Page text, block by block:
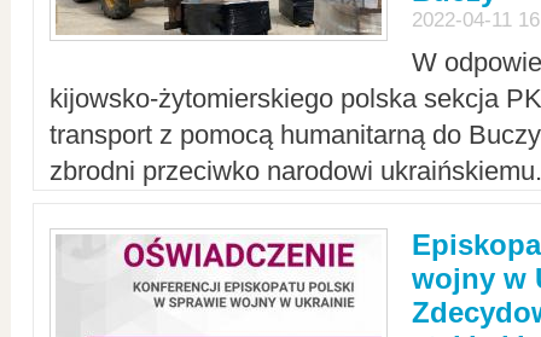
2022-04-11
W
kijowsko-żytomierskiego polska sekcja
transport z pomocą humanitarną do
zbrodni przeciwko narodowi
wojny w